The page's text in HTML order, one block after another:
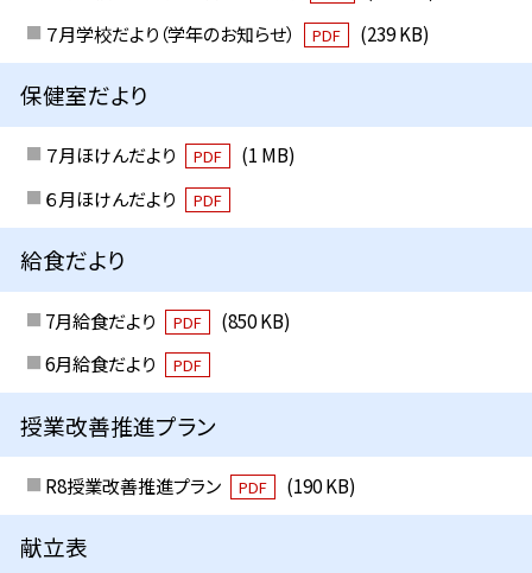
７月学校だより（学年のお知らせ）
PDF (239 KB)
保健室だより
７月ほけんだより PDF
(1 MB)
６月ほけんだより
PDF
給食だより
7月給食だより PDF
(850 KB)
6月給食だより
PDF
授業改善推進プラン
R8授業改善推進プラン PDF (190 KB)
献立表